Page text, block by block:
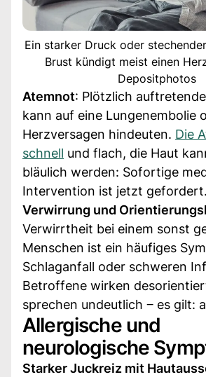
Ein starker Druck oder
Brust kündigt meist einen
Depositphotos
Atemnot: Plötzlich
kann auf eine Lungenembolie
Herzversagen hindeuten. Die
schnell und flach, die Haut
bläulich werden: Sofortige
Intervention ist jetzt gefordert.
Verwirrung und
Verwirrtheit bei einem sonst
Menschen ist ein häufiges
Schlaganfall oder schweren
Betroffene wirken
sprechen undeutlich ‒ es gilt:
Allergische und
neurologische
Starker Juckreiz mit